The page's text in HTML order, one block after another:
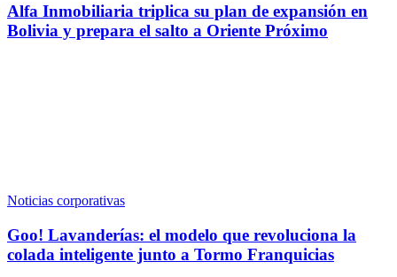
Alfa Inmobiliaria triplica su plan de expansión en
Bolivia y prepara el salto a Oriente Próximo
Noticias corporativas
Goo! Lavanderías: el modelo que revoluciona la
colada inteligente junto a Tormo Franquicias